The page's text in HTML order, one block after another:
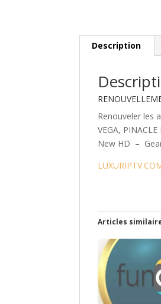
Description
Renouveler les
VEGA,
New HD –
Articles